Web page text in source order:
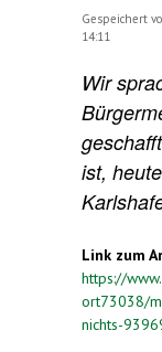
Gespeichert
14:11
Wir
ist,
Link zum
https://
ort73038/
nichts-